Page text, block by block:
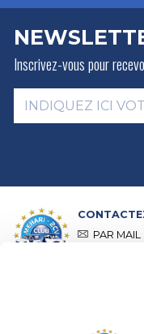
Inscrivez-vous pour
PAR MAIL
12h00